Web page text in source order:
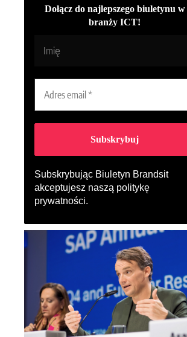
Dołącz do najlepszego biuletynu w
branży ICT!
Subskrybując Biuletyn Brandsit
akceptujesz naszą politykę
prywatności.